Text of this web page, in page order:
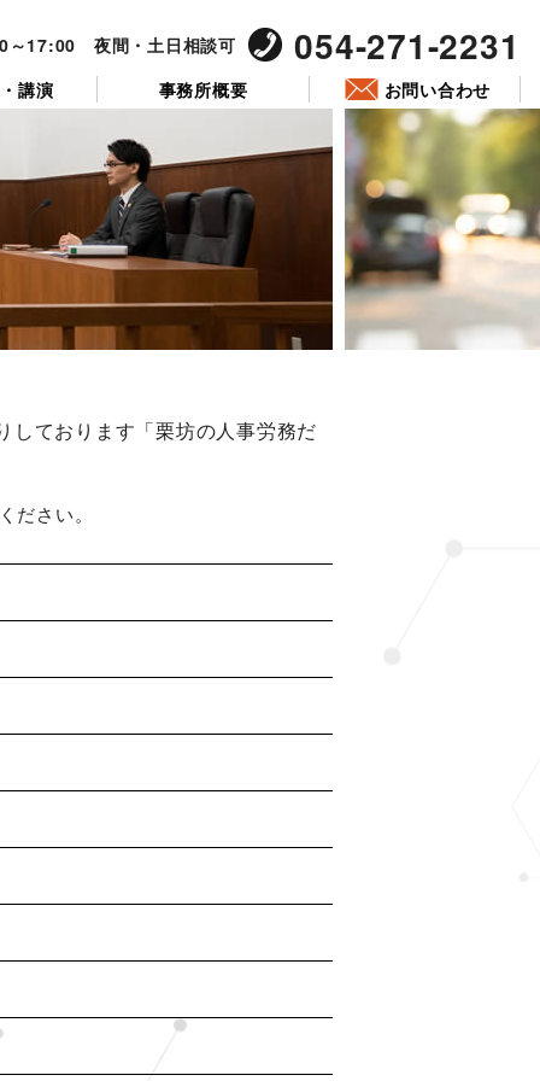
～17:00 夜間・土日相談可 054-271-2231
講演 事務所概要 お問い合わせ
しております「栗坊の人事労務だ
ださい。